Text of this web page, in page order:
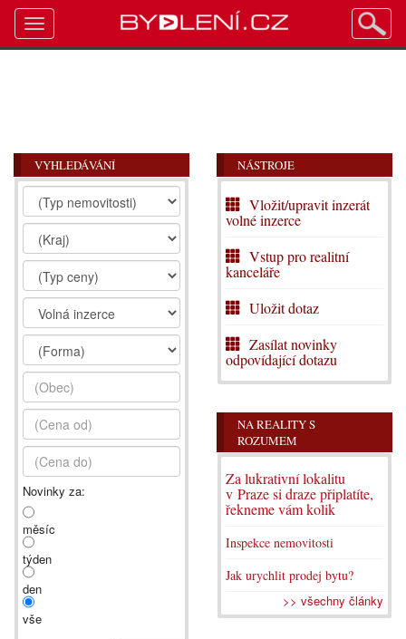
VYHLEDÁVÁNÍ
Novinky za:
měsíc
týden
den
vše
NÁSTROJE
Vložit/upravit inzerát
volné inzerce
Vstup pro realitní
kanceláře
Uložit dotaz
Zasílat novinky
odpovídající dotazu
NA REALITY S
ROZUMEM
Za lukrativní lokalitu
v Praze si draze připlatíte,
řekneme vám kolik
Inspekce nemovitosti
Jak urychlit prodej bytu?
>> všechny články
Toggle
navigation